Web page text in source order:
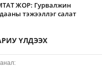
ЖОР: Гурвалжин
тэжээллэг салат
ҮЛДЭЭХ